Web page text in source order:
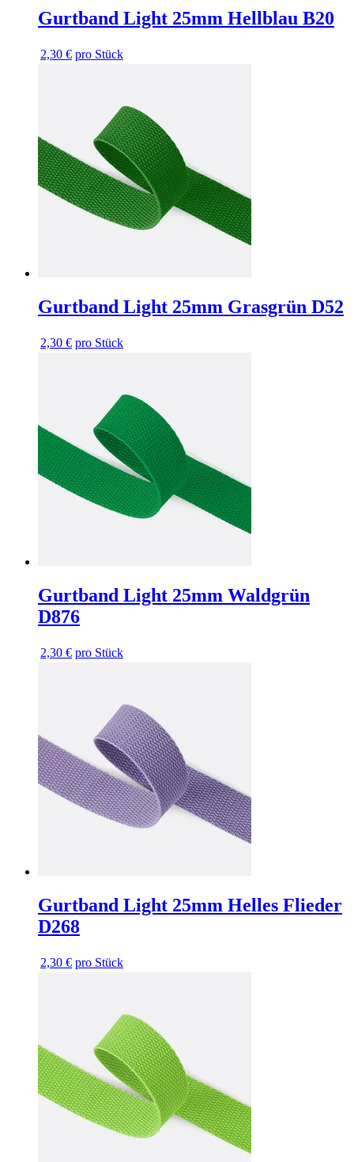
Gurtband Light 25mm Hellblau B20
2,30 € pro Stück
Gurtband Light 25mm Grasgrün D52
2,30 € pro Stück
Gurtband Light 25mm Waldgrün
D876
2,30 € pro Stück
Gurtband Light 25mm Helles Flieder
D268
2,30 € pro Stück